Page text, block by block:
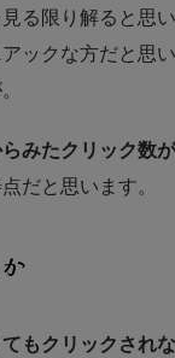
る限り解ると思
ックな方だと思
みたクリック数
だと思います。
もクリックされ